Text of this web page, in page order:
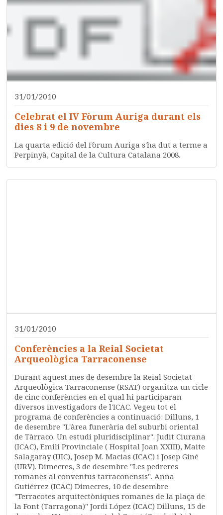
31/01/2010
Celebrat el IV Fòrum Auriga durant els
dies 8 i 9 de novembre
La quarta edició del Fòrum Auriga s'ha dut a terme a
Perpinyà, Capital de la Cultura Catalana 2008.
31/01/2010
Conferències a la Reial Societat
Arqueològica Tarraconense
Durant aquest mes de desembre la Reial Societat
Arqueològica Tarraconense (RSAT) organitza un cicle
de cinc conferències en el qual hi participaran
diversos investigadors de l'ICAC. Vegeu tot el
programa de conferències a continuació: Dilluns, 1
de desembre "L'àrea funerària del suburbi oriental
de Tàrraco. Un estudi pluridisciplinar". Judit Ciurana
(ICAC), Emili Provinciale ( Hospital Joan XXIII), Maite
Salagaray (UIC), Josep M. Macias (ICAC) i Josep Giné
(URV). Dimecres, 3 de desembre "Les pedreres
romanes al conventus tarraconensis". Anna
Gutiérrez (ICAC) Dimecres, 10 de desembre
"Terracotes arquitectòniques romanes de la plaça de
la Font (Tarragona)" Jordi López (ICAC) Dilluns, 15 de